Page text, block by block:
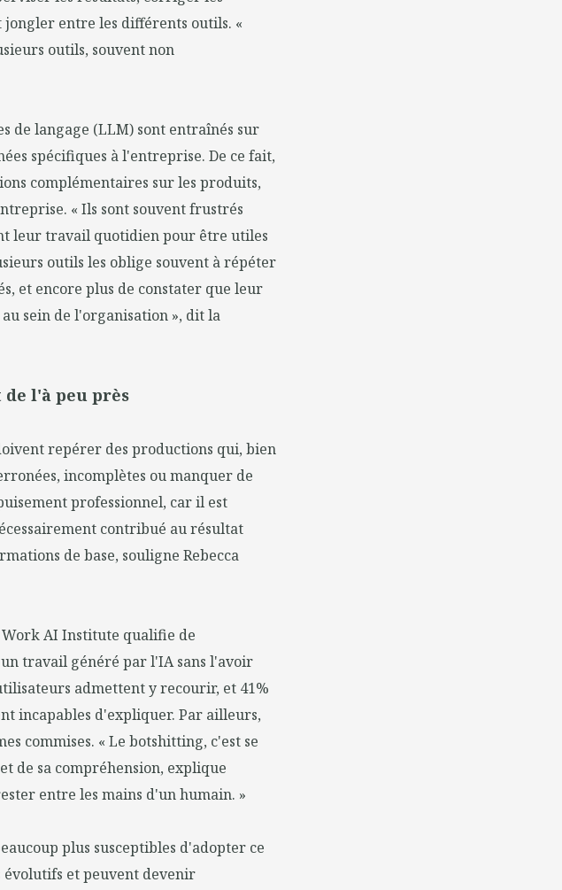
entre les différents outils. «
outils, souvent non
de langage (LLM) sont entraînés sur
spécifiques à l'entreprise. De ce fait,
complémentaires sur les produits,
« Ils sont souvent frustrés
leur travail quotidien pour être utiles
outils les oblige souvent à répéter
et encore plus de constater que leur
sein de l'organisation », dit la
l'à peu près
repérer des productions qui, bien
incomplètes ou manquer de
professionnel, car il est
contribué au résultat
de base, souligne Rebecca
Work AI Institute qualifie de
travail généré par l'IA sans l'avoir
admettent y recourir, et 41%
incapables d'expliquer. Par ailleurs,
commises. « Le botshitting, c'est se
de sa compréhension, explique
entre les mains d'un humain. »
plus susceptibles d'adopter ce
évolutifs et peuvent devenir